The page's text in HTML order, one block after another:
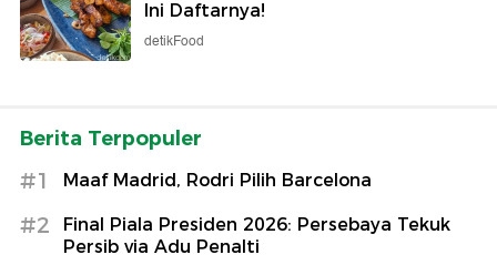
Ini Daftarnya!
detikFood
Berita Terpopuler
#1 Maaf Madrid, Rodri Pilih Barcelona
#2
Final Piala Presiden 2026: Persebaya Tekuk
Persib via Adu Penalti